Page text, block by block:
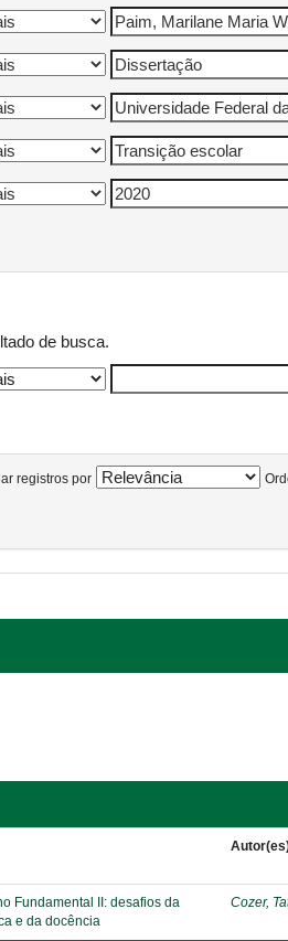
de busca.
registros por
Fundamental II: desafios da
e da docência
Cozer,